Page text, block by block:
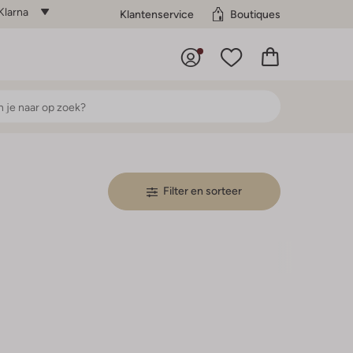
Klantenservice Boutiques
Filter en sorteer